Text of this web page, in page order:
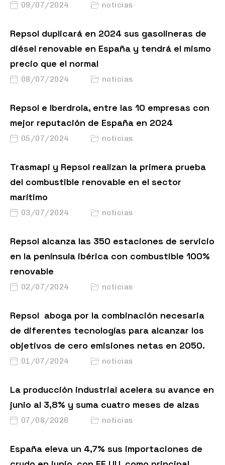
09/07/2024 noticias
Repsol duplicará en 2024 sus gasolineras de
diésel renovable en España y tendrá el mismo
precio que el normal
08/07/2024 noticias
Repsol e Iberdrola, entre las 10 empresas con
mejor reputación de España en 2024
05/07/2024 noticias
Trasmapi y Repsol realizan la primera prueba
del combustible renovable en el sector
marítimo
03/07/2024 noticias
Repsol alcanza las 350 estaciones de servicio
en la península ibérica con combustible 100%
renovable
02/07/2024 noticias
Repsol aboga por la combinación necesaria
de diferentes tecnologías para alcanzar los
objetivos de cero emisiones netas en 2050.
01/07/2024 noticias
La producción industrial acelera su avance en
junio al 3,8% y suma cuatro meses de alzas
07/08/2026 noticias
España eleva un 4,7% sus importaciones de